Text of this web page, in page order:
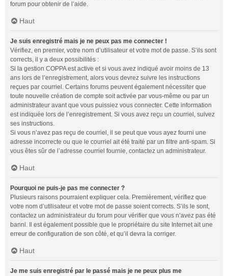
forum pour obtenir de l’aide.
Haut
Je suis enregistré mais je ne peux pas me connecter !
Vérifiez, en premier, votre nom d’utilisateur et votre mot de passe. S’ils sont
corrects, il y a deux possibilités :
Si la gestion COPPA est active et si vous avez indiqué avoir moins de 13
ans lors de l’enregistrement, alors vous devrez suivre les instructions
reçues par courriel. Certains forums peuvent également nécessiter que
toute nouvelle création de compte soit activée par vous-même ou par un
administrateur avant que vous puissiez vous connecter. Cette information
est indiquée lors de l’enregistrement. Si vous avez reçu un courriel, suivez
ses instructions.
Si vous n’avez pas reçu de courriel, il se peut que vous ayez fourni une
adresse incorrecte ou que le courriel ait été traité par un filtre anti-spam. Si
vous êtes sûr de l’adresse courriel fournie, contactez un administrateur.
Haut
Pourquoi ne puis-je pas me connecter ?
Plusieurs raisons pourraient expliquer cela. Premièrement, vérifiez que
votre nom d’utilisateur et votre mot de passe soient corrects. S’ils le sont,
contactez un administrateur du forum pour vérifier que vous n’avez pas été
banni. Il est également possible que le propriétaire du site Internet ait une
erreur de configuration de son côté, et qu’il devra la corriger.
Haut
Je me suis enregistré par le passé mais je ne peux plus me